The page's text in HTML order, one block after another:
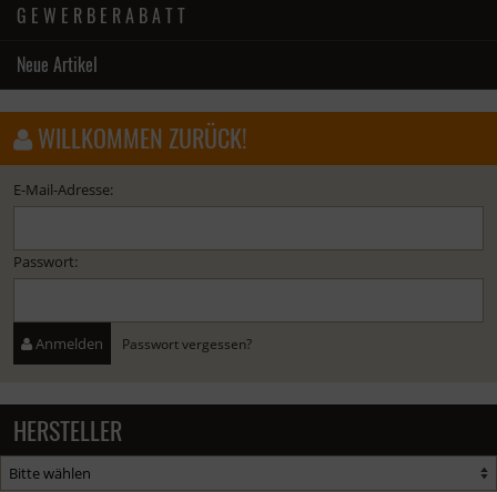
G E W E R B E R A B A T T
Neue Artikel
WILLKOMMEN ZURÜCK!
E-Mail-Adresse:
Passwort:
Anmelden Passwort vergessen?
HERSTELLER